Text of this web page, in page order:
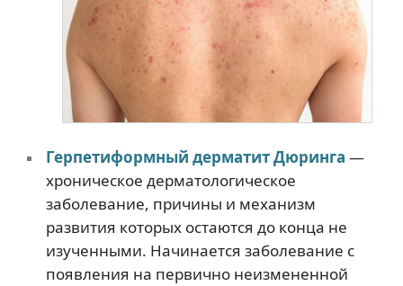
Герпетиформный дерматит Дюринга —
хроническое дерматологическое
заболевание, причины и механизм
развития которых остаются до конца не
изученными. Начинается заболевание с
появления на первично неизмененной